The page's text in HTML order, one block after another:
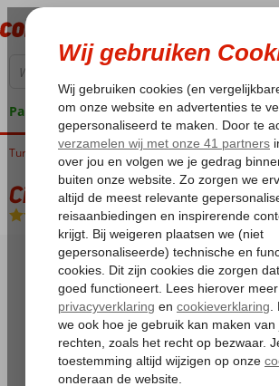
Pakketgarantie
Home
Turkije Egeische kust Marmaris Marmaris-Centrum
Cihanturk Hotel
Logies en ontbijt -Hotel